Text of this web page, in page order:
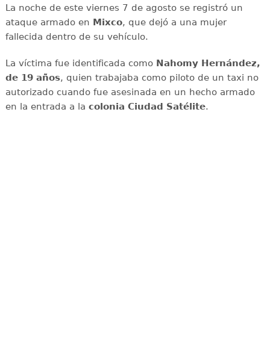
La noche de este viernes 7 de agosto se registró un
ataque armado en Mixco, que dejó a una mujer
fallecida dentro de su vehículo.
La víctima fue identificada como Nahomy Hernández,
de 19 años, quien trabajaba como piloto de un taxi no
autorizado cuando fue asesinada en un hecho armado
en la entrada a la colonia Ciudad Satélite.